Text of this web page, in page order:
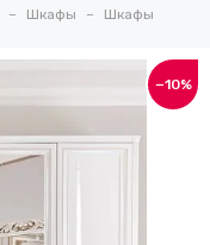
Шкафы
Шкафы
−10%